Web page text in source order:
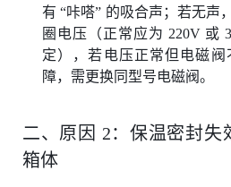
有 “咔嗒” 的吸合声；若无声
圈电压（正常应为 220V 或
定），若电压正常但电磁
障，需更换同型号电磁阀。
二、原因 2：保温密封失
箱体